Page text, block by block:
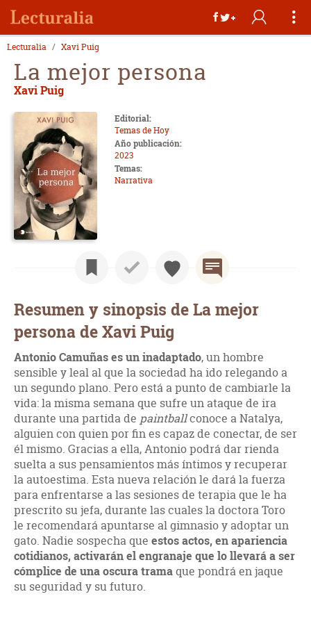
Lecturalia Xavi Puig
La mejor persona
Xavi Puig
Editorial:
Temas de Hoy
Año publicación:
2023
Temas:
Narrativa
Resumen y sinopsis de La mejor
persona de Xavi Puig
Antonio Camuñas es un inadaptado, un hombre
sensible y leal al que la sociedad ha ido relegando a
un segundo plano. Pero está a punto de cambiarle la
vida: la misma semana que sufre un ataque de ira
durante una partida de paintballconoce a Natalya,
alguien con quien por fin es capaz de conectar, de ser
él mismo. Gracias a ella, Antonio podrá dar rienda
suelta a sus pensamientos más íntimos y recuperar
la autoestima. Esta nueva relación le dará la fuerza
para enfrentarse a las sesiones de terapia que le ha
prescrito su jefa, durante las cuales la doctora Toro
le recomendará apuntarse al gimnasio y adoptar un
gato. Nadie sospecha que estos actos, en apariencia
cotidianos, activarán el engranaje que lo llevará a ser
cómplice de una oscura tramaque pondrá en jaque
su seguridad y su futuro.